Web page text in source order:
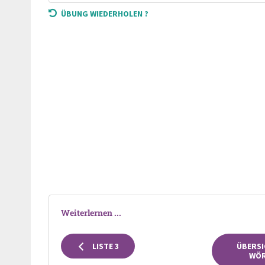
ÜBUNG WIEDERHOLEN ?
Weiterlernen ...
LISTE 3